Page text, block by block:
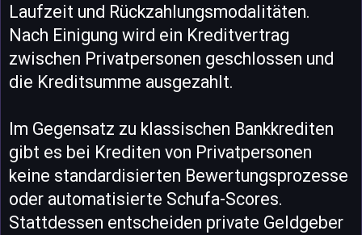
Laufzeit und Rückzahlungsmodalitäten.
Nach Einigung wird ein Kreditvertrag
zwischen Privatpersonen geschlossen und
die Kreditsumme ausgezahlt.
Im Gegensatz zu klassischen Bankkrediten
gibt es bei Krediten von Privatpersonen
keine standardisierten Bewertungsprozesse
oder automatisierte Schufa-Scores.
Stattdessen entscheiden private Geldgeber